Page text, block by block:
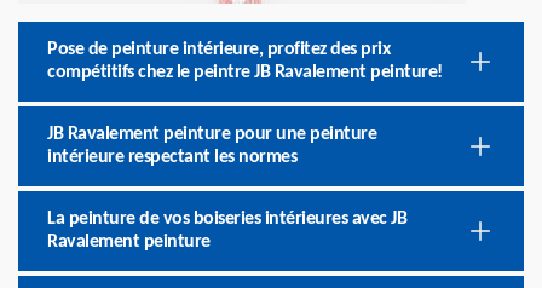
Pose de peinture intérieure, profitez des prix
compétitifs chez le peintre JB Ravalement peinture!
JB Ravalement peinture pour une peinture
intérieure respectant les normes
La peinture de vos boiseries intérieures avec JB
Ravalement peinture